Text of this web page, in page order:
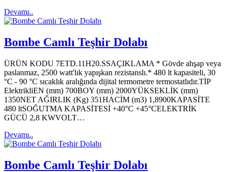
Devamı..
Bombe Camlı Teşhir Dolabı
ÜRÜN KODU 7ETD.11H20.SSAÇIKLAMA * Gövde ahşap veya
paslanmaz, 2500 watt'lık yapışkan rezistanslı.* 480 lt kapasiteli, 30
°C - 90 °C sıcaklık aralığında dijital termometre termostatlıdır.TİP
ElektrikliEN (mm) 700BOY (mm) 2000YÜKSEKLİK (mm)
1350NET AĞIRLIK (Kg) 351HACİM (m3) 1,8900KAPASİTE
480 ltSOĞUTMA KAPASİTESİ +40°C +45°CELEKTRİK
GÜCÜ 2,8 KWVOLT…
Devamı..
Bombe Camlı Teşhir Dolabı